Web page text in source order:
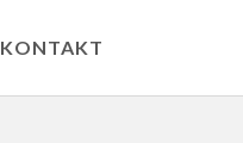
KONTAKT